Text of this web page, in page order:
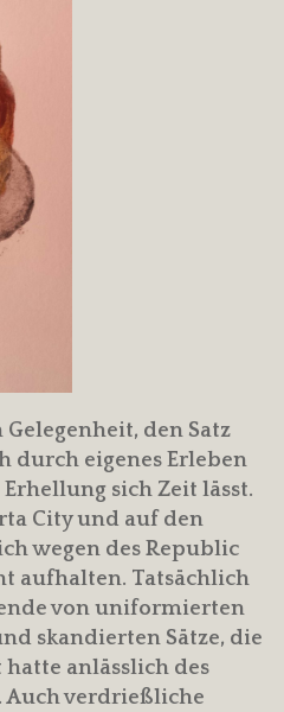
den Satz
durch eigenes Erleben
sich Zeit lässt.
City und auf den
wegen des Republic
aufhalten. Tatsächlich
von uniformierten
skandierten Sätze, die
anlässlich des
Auch verdrießliche